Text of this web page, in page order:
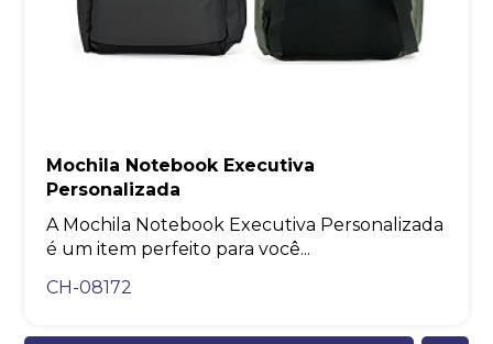
Mochila Notebook Executiva
Personalizada
A Mochila Notebook Executiva Personalizada
é um item perfeito para você...
CH-08172